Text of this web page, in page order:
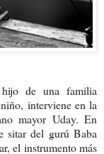
de una familia
interviene en la
mayor Uday. En
sitar del gurú Baba
el instrumento más